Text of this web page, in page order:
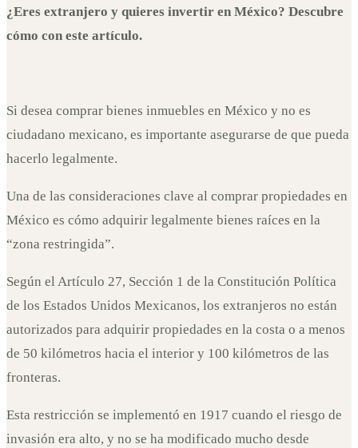
¿Eres extranjero y quieres invertir en México? Descubre
cómo con este artículo.
Si desea comprar bienes inmuebles en México y no es
ciudadano mexicano, es importante asegurarse de que pueda
hacerlo legalmente.
Una de las consideraciones clave al comprar propiedades en
México es cómo adquirir legalmente bienes raíces en la
“zona restringida”.
Según el Artículo 27, Sección 1 de la Constitución Política
de los Estados Unidos Mexicanos, los extranjeros no están
autorizados para adquirir propiedades en la costa o a menos
de 50 kilómetros hacia el interior y 100 kilómetros de las
fronteras.
Esta restricción se implementó en 1917 cuando el riesgo de
invasión era alto, y no se ha modificado mucho desde